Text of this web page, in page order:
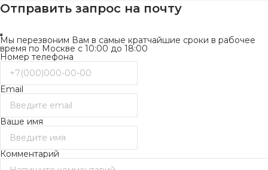
Отправить запрос на почту
Мы перезвоним Вам в самые кратчайшие сроки в рабочее
время по Москве с 10:00 до 18:00
Номер телефона
Email
Ваше имя
Комментарий